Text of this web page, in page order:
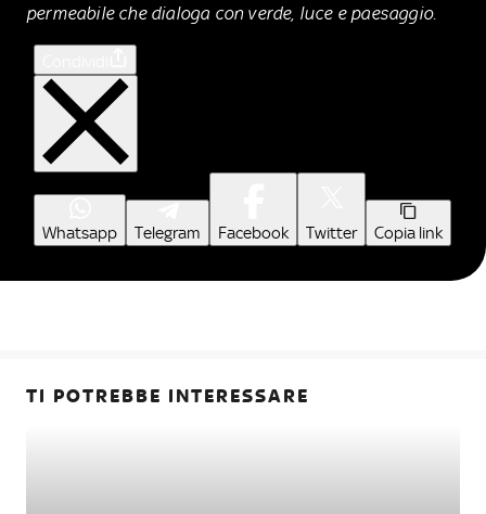
permeabile che dialoga con verde, luce e paesaggio.
Whatsapp Telegram Facebook Twitter Copia link
TI POTREBBE INTERESSARE